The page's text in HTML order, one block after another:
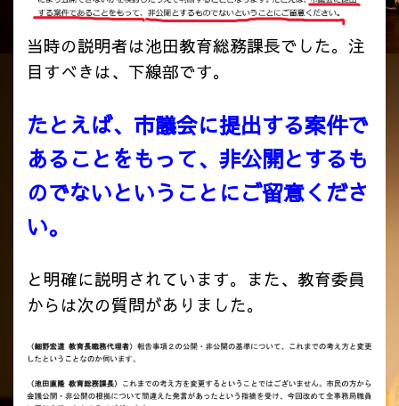
当時の説明者は池田教育総務課長でした。注
目すべきは、下線部です。
たとえば、市議会に提出する案件で
あることをもって、非公開とするも
のでないということにご留意くださ
い。
と明確に説明されています。また、教育委員
からは次の質問がありました。